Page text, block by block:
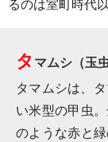
るのは室町時代
タ マムシ（玉虫
タマムシは、
い米型の甲虫
のような赤と